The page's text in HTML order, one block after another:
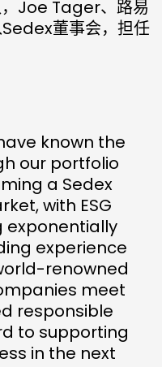
Joe Tager、路易
董事会，担任
known the
our portfolio
a Sedex
with ESG
exponentially
experience
renowned
meet
responsible
to supporting
in the next